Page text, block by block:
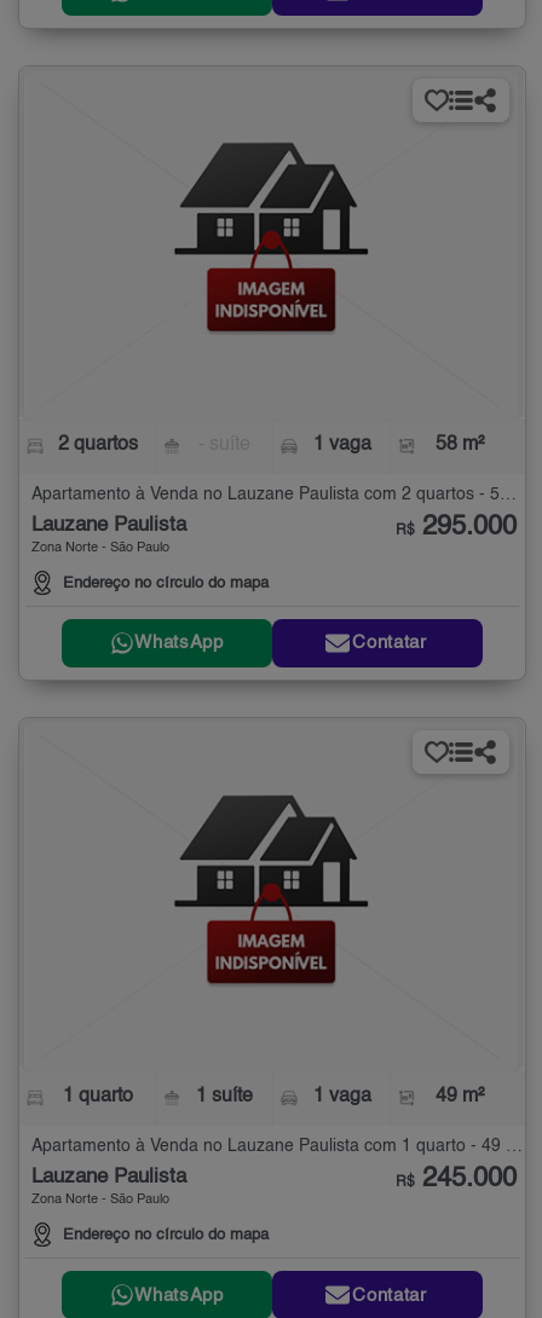
2 quartos 1 vaga 58 m²
Lauzane Paulista
Zona Norte - São Paulo
Endereço no círculo do mapa
R$ 295.000
WhatsApp Contatar
1 quarto 1 suíte 1 vaga 49 m²
Apartamento à Venda no Lauzane Paulista com 1 quarto - 49 m²
Lauzane Paulista
Zona Norte - São Paulo
Endereço no círculo do mapa
R$ 245.000
WhatsApp Contatar